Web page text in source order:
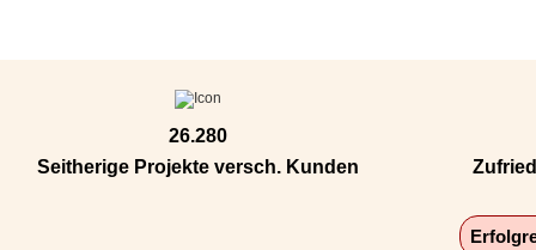
26.280
Seitherige Projekte versch. Kunden